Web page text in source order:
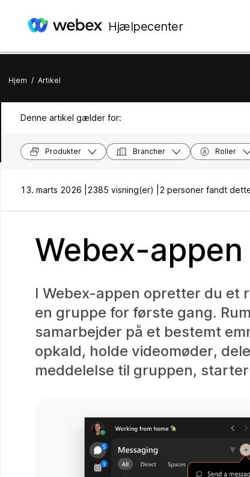
Hjælpecenter
Hjem / Artikel
Denne artikel gælder for:
Produkter Brancher Roller
13. marts 2026 | 2385 visning(er) | 2 personer fandt
Webex-
I Webex-appen opretter du et
en gruppe for første gang.
samarbejder på et bestemt
opkald, holde videomøder,
meddelelse til gruppen,